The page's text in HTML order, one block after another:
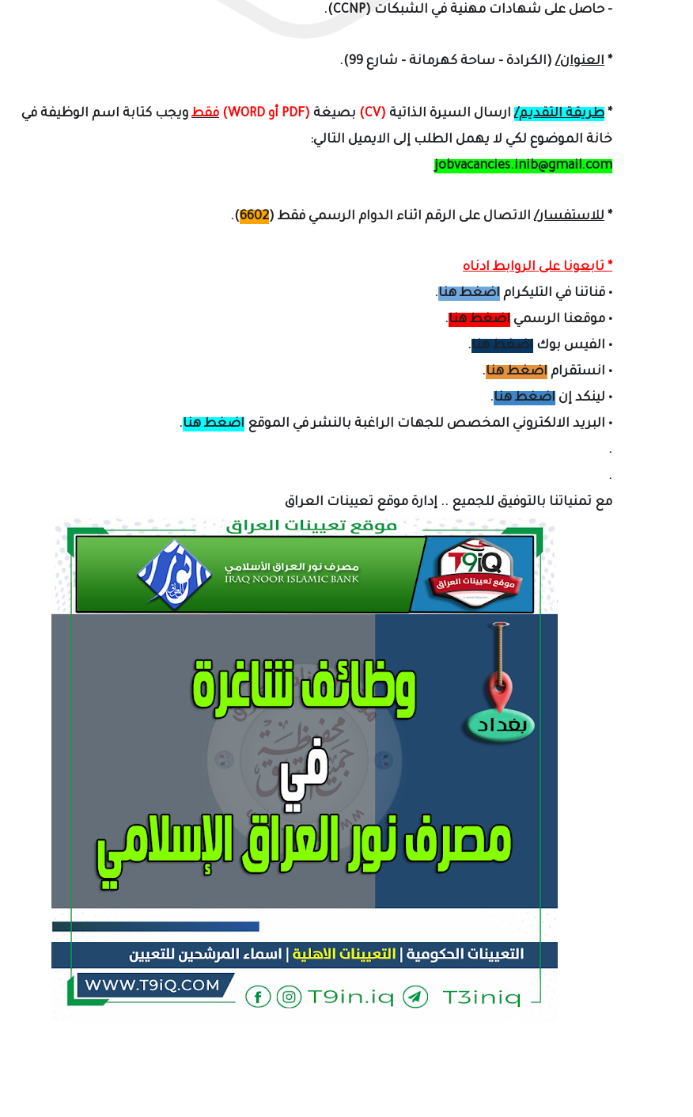
- حاصل على شهادات مهنية في الشبكات (CCNP).
* العنوان/(الكرادة - ساحة كهرمانة - شارع 99) .
* طريقة التقديم/ ارسال السيرة الذاتية (CV) بصيغة (PDF أو WORD) فقطويجب كتابة اسم الوظيفة في
خانة الموضوع لكي لا يهمل الطلب إلى الايميل التالي:
jobvacancies.inib@gmail.com
* للاستفسار/الاتصال على الرقم اثناء الدوام الرسمي فقط(
6602
).
* تابعونا على الروابط ادناه
• قناتنا في التليكرام اضغط هنا.
• موقعنا الرسمي اضغط هنا.
• الفيس بوك اضغط هنا.
• انستقرام اضغط هنا.
• لينكد إن اضغط هنا.
• البريد الالكتروني المخصص للجهات الراغبة بالنشر في الموقع اضغط هنا.
.
.
مع تمنياتنا بالتوفيق للجميع .. إدارة موقع تعيينات العراق